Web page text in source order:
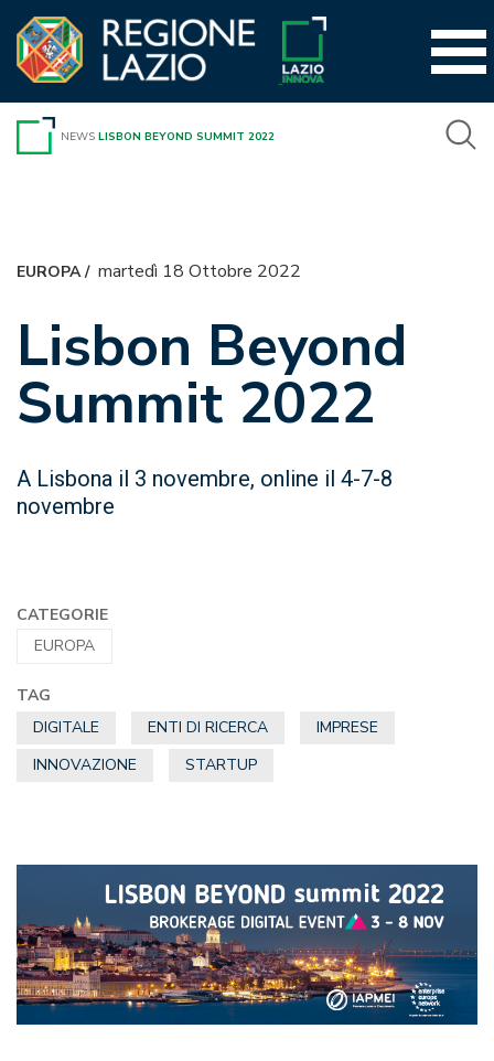
contenuto
NEWS LISBON BEYOND SUMMIT 2022
EUROPA/ martedì 18 Ottobre 2022
Lisbon Beyond
Summit 2022
A Lisbona il 3 novembre, online il 4-7-8
novembre
CATEGORIE
EUROPA
TAG
DIGITALE
ENTI DI RICERCA
IMPRESE
INNOVAZIONE
STARTUP